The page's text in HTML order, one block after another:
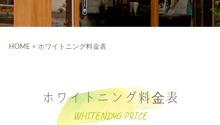
診療科目
HOME > ホワイトニング料金表
ホワイトニング料金表
WHITENING-PRICE